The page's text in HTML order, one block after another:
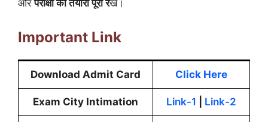
औरपरीक्षा की तैयारी पूरी रखें।
Important Link
Download Admit Card Click Here
Exam City Intimation Link-1 Link-2